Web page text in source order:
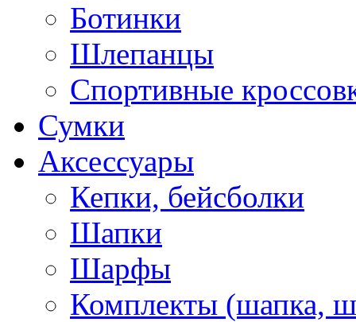
Ботинки
Шлепанцы
Спортивные
Сумки
Аксессуары
Кепки, бейсболки
Шапки
Шарфы
Комплекты (шапка,